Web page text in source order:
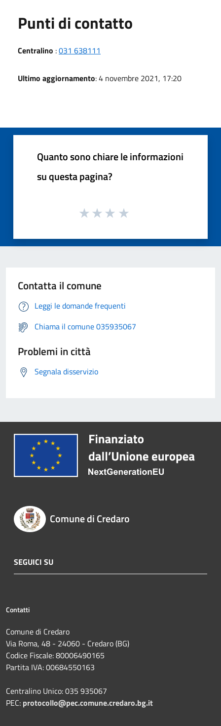
Punti di contatto
Centralino :031 638111
Ultimo aggiornamento: 4 novembre 2021, 17:20
Quanto sono chiare le informazioni
su questa pagina?
Contatta il comune
Leggi le domande frequenti
Chiama il comune 035935067
Problemi in città
Segnala disservizio
Comune di Credaro
SEGUICI SU
Contatti
Comune di Credaro
Via Roma, 48 - 24060 - Credaro (BG)
Codice Fiscale: 80006490165
Partita IVA: 00684550163
Centralino Unico: 035 935067
PEC: protocollo@pec.comune.credaro.bg.it